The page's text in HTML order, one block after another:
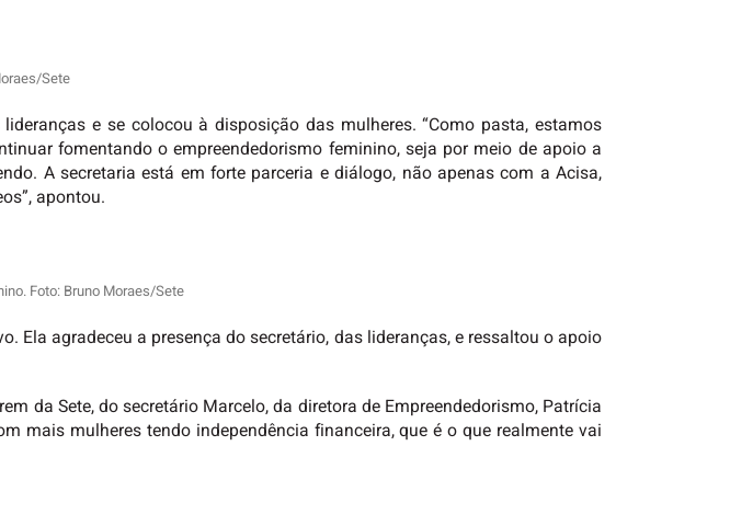
Sete
e se colocou à disposição das mulheres. “Como pasta, estamos
fomentando o empreendedorismo feminino, seja por meio de apoio a
A secretaria está em forte parceria e diálogo, não apenas com a Acisa,
apontou.
Foto: Bruno Moraes/Sete
Ela agradeceu a presença do secretário, das lideranças, e ressaltou o apoio
da Sete, do secretário Marcelo, da diretora de Empreendedorismo, Patrícia
mais mulheres tendo independência financeira, que é o que realmente vai